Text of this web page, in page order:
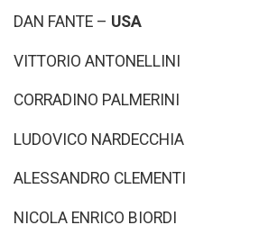
DAN FANTE – USA
VITTORIO ANTONELLINI
CORRADINO PALMERINI
LUDOVICO NARDECCHIA
ALESSANDRO CLEMENTI
NICOLA ENRICO BIORDI